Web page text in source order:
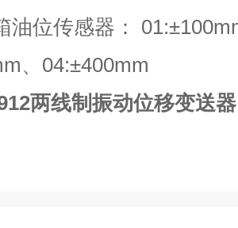
油位传感器：
、04:±400mm
两线制振动位移变送器